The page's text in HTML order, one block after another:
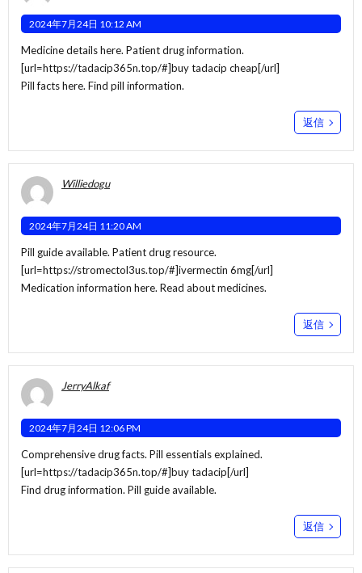
2024年7月24日 10:12 AM
Medicine details here. Patient drug information.
[url=https://tadacip365n.top/#]buy tadacip cheap[/url]
Pill facts here. Find pill information.
返信
Williedogu
2024年7月24日 11:20 AM
Pill guide available. Patient drug resource.
[url=https://stromectol3us.top/#]ivermectin 6mg[/url]
Medication information here. Read about medicines.
返信
JerryAlkaf
2024年7月24日 12:06 PM
Comprehensive drug facts. Pill essentials explained.
[url=https://tadacip365n.top/#]buy tadacip[/url]
Find drug information. Pill guide available.
返信